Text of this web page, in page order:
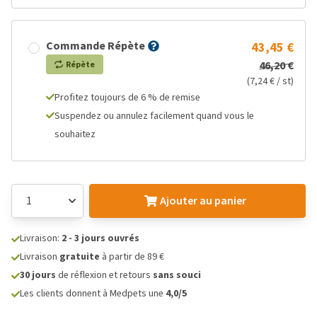
Commande Répète
Répète
43,45 €
46,20 €
(7,24 € / st)
Profitez toujours de 6 % de remise
Suspendez ou annulez facilement quand vous le
souhaitez
Ajouter au panier
Livraison: 2 - 3 jours ouvrés
Livraison gratuite à partir de 89 €
30 jours de réflexion et retours sans souci
Les clients donnent à Medpets une 4,0/5